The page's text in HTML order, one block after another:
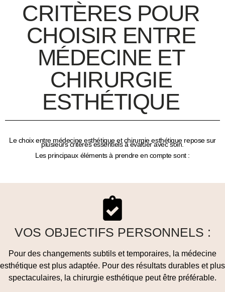
CRITÈRES POUR
CHOISIR ENTRE
MÉDECINE ET
CHIRURGIE
ESTHÉTIQUE
Le choix entre médecine esthétique et chirurgie esthétique repose sur
plusieurscritères essentielsà évaluer avec soin.
Les principaux éléments à prendre en compte sont :
VOS OBJECTIFS PERSONNELS :
Pour des changements subtils et temporaires, la médecine
esthétique est plus adaptée. Pour des résultats durables et plus
spectaculaires, la chirurgie esthétique peut être préférable.